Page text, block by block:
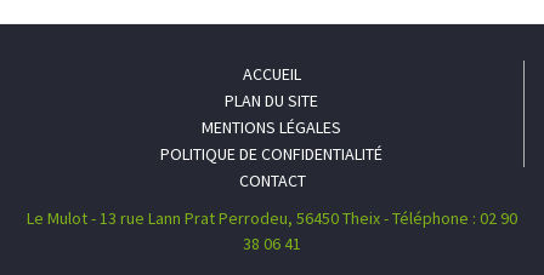
ACCUEIL
PLAN DU SITE
MENTIONS LÉGALES
POLITIQUE DE CONFIDENTIALITÉ
CONTACT
Le Mulot - 13 rue Lann Prat Perrodeu, 56450 Theix - Téléphone : 02 90
38 06 41